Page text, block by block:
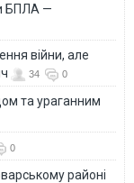
БПЛА —
війни, але
34 0
та ураганним
0
районі